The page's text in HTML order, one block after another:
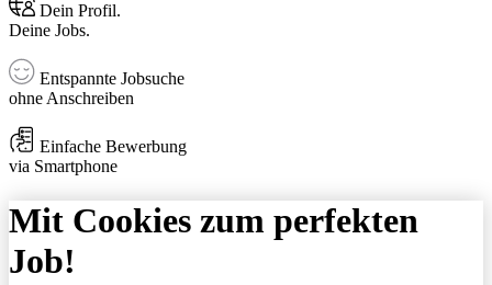
Dein Profil.
Deine Jobs.
Entspannte Jobsuche
ohne Anschreiben
Einfache Bewerbung
via Smartphone
Mit Cookies zum perfekten
Job!